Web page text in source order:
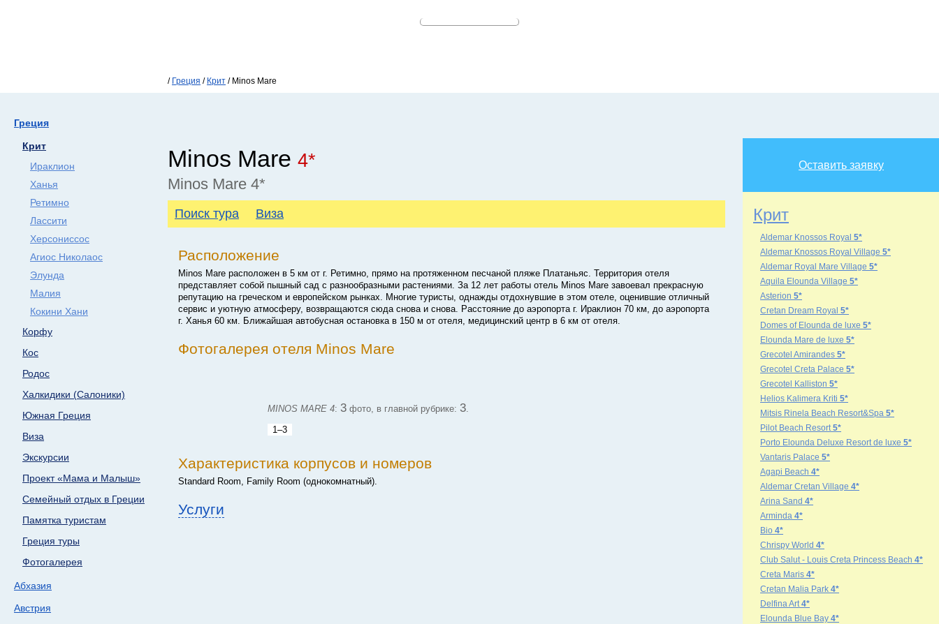
/ Греция / Крит / Minos Mare
Греция
Крит
Ираклион
Ханья
Ретимно
Лассити
Херсониссос
Агиос Николаос
Элунда
Малия
Кокини Хани
Корфу
Кос
Родос
Халкидики (Салоники)
Южная Греция
Виза
Экскурсии
Проект «Мама и Малыш»
Семейный отдых в Греции
Памятка туристам
Греция туры
Фотогалерея
Абхазия
Австрия
Minos Mare 4*
Minos Mare 4*
Поиск тура Виза
Расположение
Minos Mare расположен в 5 км от г. Ретимно, прямо на протяженном песчаной пляже Платаньяс. Территория отеля
представляет собой пышный сад с разнообразными растениями. За 12 лет работы отель Minos Mare завоевал прекрасную
репутацию на греческом и европейском рынках. Многие туристы, однажды отдохнувшие в этом отеле, оценившие отличный
сервис и уютную атмосферу, возвращаются сюда снова и снова. Расстояние до аэропорта г. Ираклион 70 км, до аэропорта
г. Ханья 60 км. Ближайшая автобусная остановка в 150 м от отеля, медицинский центр в 6 км от отеля.
Фотогалерея отеля Minos Mare
MINOS MARE 4: 3фото, в главной рубрике: 3.
1–3
Характеристика корпусов и номеров
Standard Room, Family Room (однокомнатный).
Услуги
Оставить заявку
Крит
Aldemar Knossos Royal 5*
Aldemar Knossos Royal Village 5*
Aldemar Royal Mare Village 5*
Aquila Elounda Village 5*
Asterion 5*
Cretan Dream Royal 5*
Domes of Elounda de luxe 5*
Elounda Mare de luxe 5*
Grecotel Amirandes 5*
Grecotel Creta Palace 5*
Grecotel Kalliston 5*
Helios Kalimera Kriti 5*
Mitsis Rinela Beach Resort&Spa 5*
Pilot Beach Resort5*
Porto Elounda Deluxe Resort de luxe 5*
Vantaris Palace 5*
Agapi Beach 4*
Aldemar Cretan Village 4*
Arina Sand 4*
Arminda 4*
Bio 4*
Chrispy World 4*
Club Salut - Louis Creta Princess Beach 4*
Creta Maris 4*
Cretan Malia Park 4*
Delfina Art4*
Elounda Blue Bay 4*